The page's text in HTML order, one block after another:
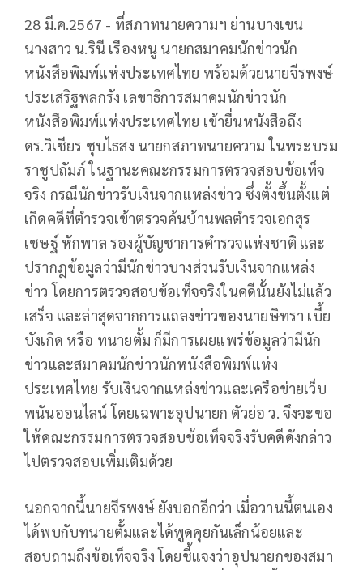
28 มี.ค.2567 - ที่สภาทนายความฯ ย่านบางเขน
นางสาว น.รินี เรืองหนู นายกสมาคมนักข่าวนัก
หนังสือพิมพ์แห่งประเทศไทย พร้อมด้วยนายจีรพงษ์
ประเสริฐพลกรัง เลขาธิการสมาคมนักข่าวนัก
หนังสือพิมพ์แห่งประเทศไทย เข้ายื่นหนังสือถึง
ดร.วิเชียร ชุบไธสง นายกสภาทนายความ ในพระบรม
ราชูปถัมภ์ ในฐานะคณะกรรมการตรวจสอบข้อเท็จ
จริง กรณีนักข่าวรับเงินจากแหล่งข่าว ซึ่งตั้งขึ้นตั้งแต่
เกิดคดีที่ตำรวจเข้าตรวจค้นบ้านพลตำรวจเอกสุร
เชษฐ์ หักพาล รองผู้บัญชาการตำรวจแห่งชาติ และ
ปรากฎข้อมูลว่ามีนักข่าวบางส่วนรับเงินจากแหล่ง
ข่าว โดยการตรวจสอบข้อเท็จจริงในคดีนั้นยังไม่แล้ว
เสร็จ และล่าสุดจากการแถลงข่าวของนายษิทรา เบี้ย
บังเกิด หรือ ทนายตั้ม ก็มีการเผยแพร่ข้อมูลว่ามีนัก
ข่าวและสมาคมนักข่าวนักหนังสือพิมพ์แห่ง
ประเทศไทย รับเงินจากแหล่งข่าวและเครือข่ายเว็บ
พนันออนไลน์ โดยเฉพาะอุปนายก ตัวย่อ ว. จึงจะขอ
ให้คณะกรรมการตรวจสอบข้อเท็จจริงรับคดีดังกล่าว
ไปตรวจสอบเพิ่มเติมด้วย
นอกจากนี้นายจีรพงษ์ ยังบอกอีกว่า เมื่อวานนี้ตนเอง
ได้พบกับทนายตั้มและได้พูดคุยกันเล็กน้อยและ
สอบถามถึงข้อเท็จจริง โดยชี้แจงว่าอุปนายกของสมา